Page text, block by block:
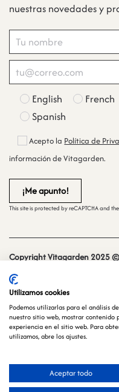
nuestras novedades y
English French
Spanish
Acepto la Política de
información de Vitagarden.
This site is protected by reCAPTCHA and
Copyright Vitagarden 2025 ©
Utilizamos cookies
Podemos utilizarlas para el análisis
nuestro sitio web, mostrar contenido
experiencia en el sitio web. Para
utilizamos, abre los ajustes.
Aceptar todo